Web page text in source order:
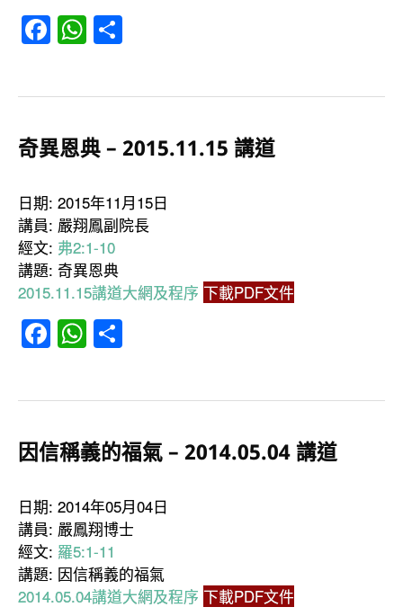
Facebook
WhatsApp
奇異恩典 – 2015.11.15 講道
日期: 2015年11月15日
講員: 嚴翔鳳副院長
經文: 弗2:1-10
講題: 奇異恩典
2015.11.15講道大網及程序 下載PDF文件
Facebook
WhatsApp
因信稱義的福氣 – 2014.05.04 講道
日期: 2014年05月04日
講員: 嚴鳳翔博士
經文: 羅5:1-11
講題: 因信稱義的福氣
2014.05.04講道大網及程序 下載PDF文件